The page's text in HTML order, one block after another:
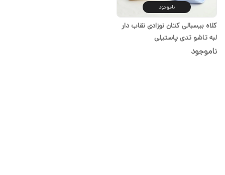
ناموجود
کلاه بیسبالی کتان نوزادی نقاب دار
لبه تاشو تدی پاستیلی
ناموجود